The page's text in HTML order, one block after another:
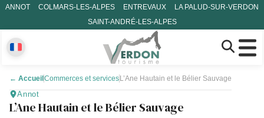
ANNOT COLMARS-LES-ALPES ENTREVAUX
LA PALUD-SUR-VERDON
SAINT-ANDRÉ-LES-ALPES
← Accueil Commerces et services L’Ane Hautain et le Bélier Sauvage
Annot
L’Ane Hautain et le Bélier Sauvage